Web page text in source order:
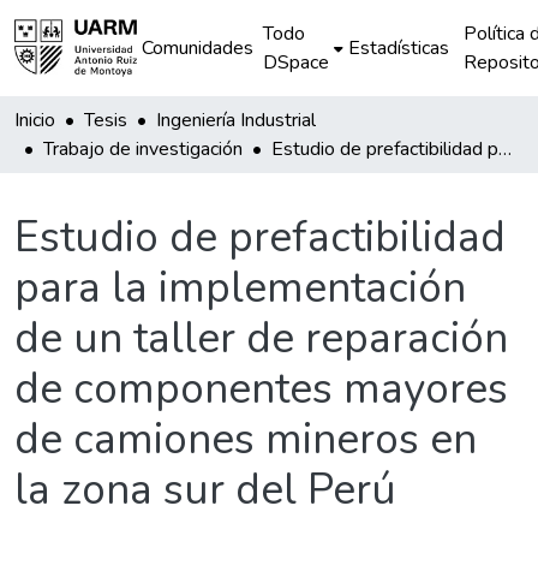
Comunidades
Todo
DSpace
Estadísticas
Política
Inicio Tesis
Ingeniería Industrial
Trabajo de investigación
Estudio de prefactibilidad para la implementación de un taller de reparación de componentes mayores de camiones mineros en la zona sur del Perú
Estudio de prefactibilidad
para la implementación
de un taller de reparación
de componentes mayores
de camiones mineros en
la zona sur del Perú